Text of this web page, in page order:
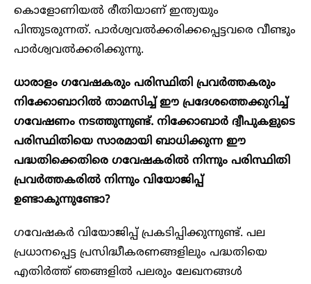
കൊളോണിയൽ രീതിയാണ് ഇന്ത്യയും
പിന്തുടരുന്നത്. പാർശ്വവൽക്കരിക്കപ്പെട്ടവരെ വീണ്ടും
പാർശ്വവൽക്കരിക്കുന്നു.
ധാരാളം ഗവേഷകരും പരിസ്ഥിതി പ്രവർത്തകരും
നിക്കോബാറിൽ താമസിച്ച് ഈ പ്രദേശത്തെക്കുറിച്ച്
ഗവേഷണം നടത്തുന്നുണ്ട്. നിക്കോബാർ ദ്വീപുകളുടെ
പരിസ്ഥിതിയെ സാരമായി ബാധിക്കുന്ന ഈ
പദ്ധതിക്കെതിരെ ഗവേഷകരിൽ നിന്നും പരിസ്ഥിതി
പ്രവർത്തകരിൽ നിന്നും വിയോജിപ്പ്
ഉണ്ടാകുന്നുണ്ടോ?
ഗവേഷകർ വിയോജിപ്പ് പ്രകടിപ്പിക്കുന്നുണ്ട്. പല
പ്രധാനപ്പെട്ട പ്രസിദ്ധീകരണങ്ങളിലും പദ്ധതിയെ
എതിർത്ത് ഞങ്ങളിൽ പലരും ലേഖനങ്ങൾ